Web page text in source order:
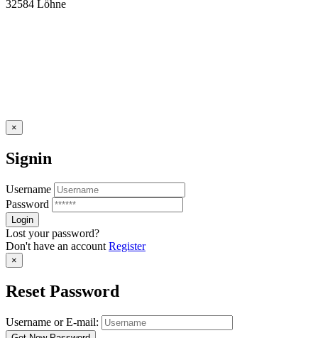
32584 Löhne
×
Signin
Username
Password
Lost your password?
Don't have an account Register
×
Reset Password
Username or E-mail: